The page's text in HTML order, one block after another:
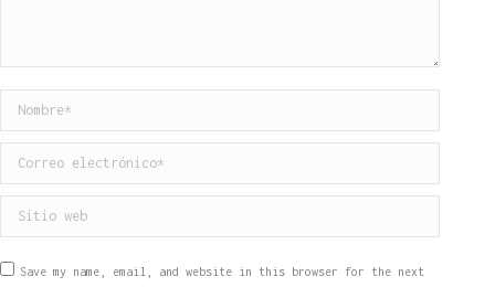
Nombre *
Correo electrónico *
Sitio web
Save my name, email, and website in this browser for the next